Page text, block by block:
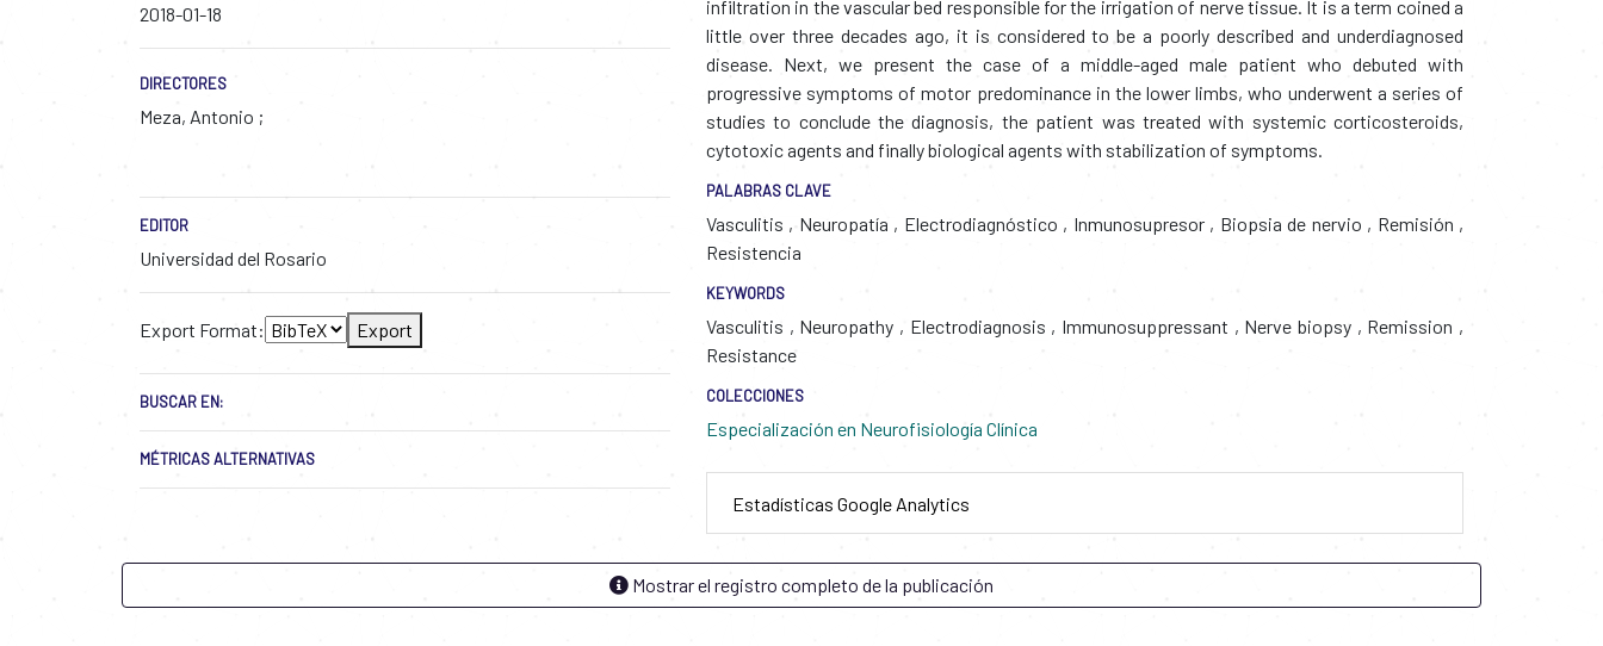
2018-01-18
DIRECTORES
Meza, Antonio
EDITOR
Universidad del Rosario
Export Format: Export
BUSCAR EN:
MÉTRICAS ALTERNATIVAS
infiltration in the vascular bed responsible for the irrigation of nerve tissue. It is a term coined a
little over three decades ago, it is considered to be a poorly described and underdiagnosed
disease. Next, we present the case of a middle-aged male patient who debuted with
progressive symptoms of motor predominance in the lower limbs, who underwent a series of
studies to conclude the diagnosis, the patient was treated with systemic corticosteroids,
cytotoxic agents and finally biological agents with stabilization of symptoms.
PALABRAS CLAVE
Vasculitis , Neuropatía , Electrodiagnóstico , Inmunosupresor , Biopsia de nervio , Remisión ,
Resistencia
KEYWORDS
Vasculitis , Neuropathy , Electrodiagnosis , Immunosuppressant , Nerve biopsy , Remission ,
Resistance
COLECCIONES
Especialización en Neurofisiología Clínica
Estadísticas Google Analytics
Mostrar el registro completo de la publicación